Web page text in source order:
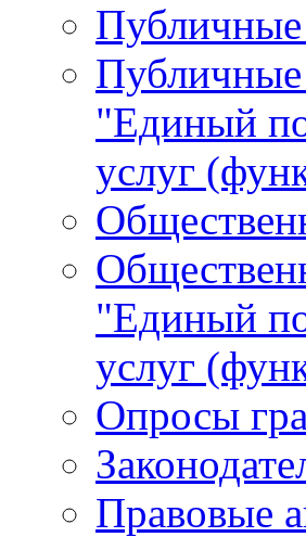
"Единый
услуг
"Единый
услуг
Опросы
Правовые